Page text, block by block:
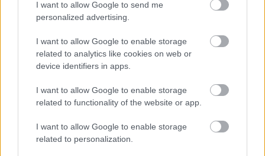
I want to allow Google to send me
personalized advertising.
I want to allow Google to enable storage
related to analytics like cookies on web or
device identifiers in apps.
I want to allow Google to enable storage
related to functionality of the website or app.
I want to allow Google to enable storage
related to personalization.
10 najčastejších
skrytých chýb, ktoré
Žena, búracie kladivo a
vôňa dreva: Takáto